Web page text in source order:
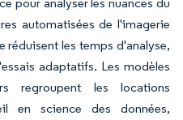
automatisées de l'imagerie
réduisent les temps d'analyse,
adaptatifs. Les modèles
regroupent les locations
en science des données,